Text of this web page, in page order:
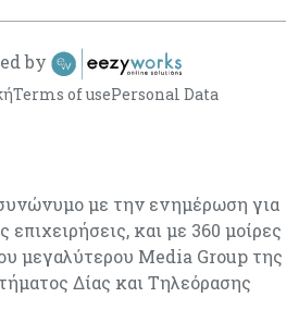
με την ενημέρωση για
επιχειρήσεις, και με 360 μοίρες
μεγαλύτερου Media Group της
Δίας και Τηλεόρασης
Terms of usePersonal Data
by